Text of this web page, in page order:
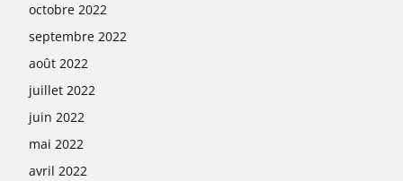
octobre 2022
septembre 2022
août 2022
juillet 2022
juin 2022
mai 2022
avril 2022